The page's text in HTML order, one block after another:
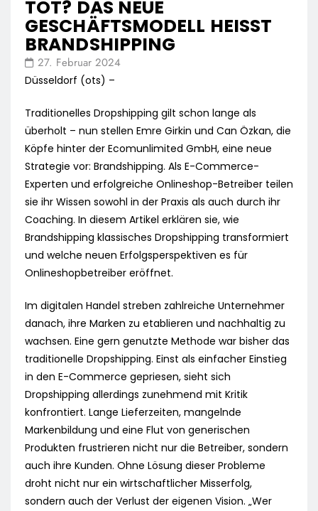
TOT? DAS NEUE
GESCHÄFTSMODELL HEISST B
RANDSHIPPING
27. Februar 2024
Düsseldorf (ots) –
Traditionelles Dropshipping gilt schon lange als
überholt – nun stellen Emre Girkin und Can Özkan, die
Köpfe hinter der Ecomunlimited GmbH, eine neue
Strategie vor: Brandshipping. Als E-Commerce-
Experten und erfolgreiche Onlineshop-Betreiber teilen
sie ihr Wissen sowohl in der Praxis als auch durch ihr
Coaching. In diesem Artikel erklären sie, wie
Brandshipping klassisches Dropshipping transformiert
und welche neuen Erfolgsperspektiven es für
Onlineshopbetreiber eröffnet.
Im digitalen Handel streben zahlreiche Unternehmer
danach, ihre Marken zu etablieren und nachhaltig zu
wachsen. Eine gern genutzte Methode war bisher das
traditionelle Dropshipping. Einst als einfacher Einstieg
in den E-Commerce gepriesen, sieht sich
Dropshipping allerdings zunehmend mit Kritik
konfrontiert. Lange Lieferzeiten, mangelnde
Markenbildung und eine Flut von generischen
Produkten frustrieren nicht nur die Betreiber, sondern
auch ihre Kunden. Ohne Lösung dieser Probleme
droht nicht nur ein wirtschaftlicher Misserfolg,
sondern auch der Verlust der eigenen Vision. „Wer